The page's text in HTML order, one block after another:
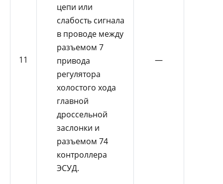
11
цепи или
слабость сигнала
в проводе между
разъемом 7
привода
регулятора
холостого хода
главной
дроссельной
заслонки и
разъемом 74
контроллера
ЭСУД.
—